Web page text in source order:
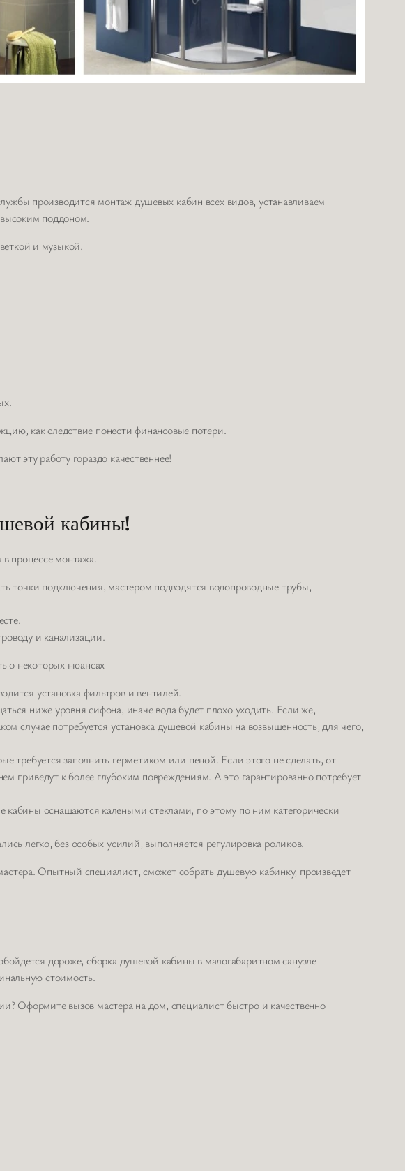
производится монтаж душевых кабин всех видов, устанавливаем
поддоном.
и музыкой.
как следствие понести финансовые потери.
эту работу гораздо качественнее!
кабины!
процессе монтажа.
точки подключения, мастером подводятся водопроводные трубы,
и канализации.
о некоторых нюансах
установка фильтров и вентилей.
ниже уровня сифона, иначе вода будет плохо уходить. Если же,
случае потребуется установка душевой кабины на возвышенность, для чего,
требуется заполнить герметиком или пеной. Если этого не сделать, от
приведут к более глубоким повреждениям. А это гарантированно потребует
оснащаются калеными стеклами, по этому по ним категорически
легко, без особых усилий, выполняется регулировка роликов.
Опытный специалист, сможет собрать душевую кабинку, произведет
дороже, сборка душевой кабины в малогабаритном санузле
стоимость.
Оформите вызов мастера на дом, специалист быстро и качественно